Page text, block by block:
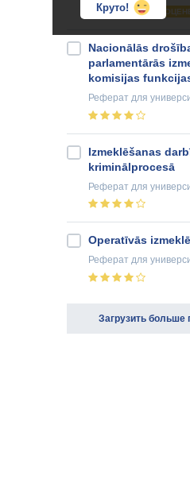
Круто!
Nacionālās
parlamentārās
komisijas
Реферат для
Izmeklēšanas
kriminālprocesā
Реферат для
Operatīvās
Реферат для
Загрузить больше